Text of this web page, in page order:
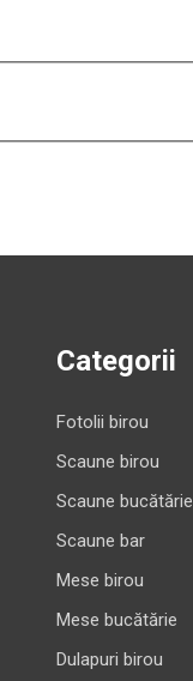
Categorii
Fotolii birou
Scaune birou
Scaune bucătărie
Scaune bar
Mese birou
Mese bucătărie
Dulapuri birou